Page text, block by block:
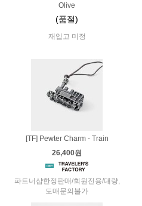
Olive
(품절)
재입고 미정
[TF] Pewter Charm - Train
26,400원
파트너샵한정판매/회원전용/대량,
도매문의불가